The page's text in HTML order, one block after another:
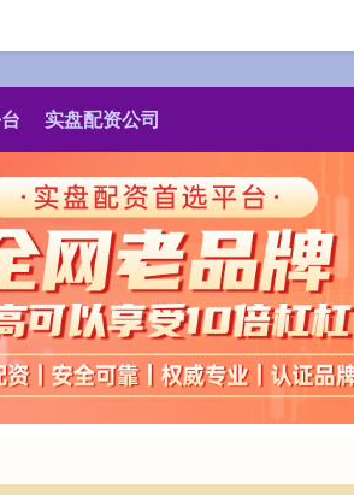
实盘配资公司